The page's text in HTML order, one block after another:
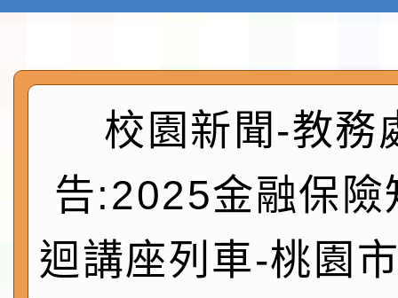
檢送桃園市115學年度
及師生本土語及新住民
實施要點各1份
115年食農教育專業人
函轉國家通訊傳播委
鎮韌性（防空）演習－
速演練執行計畫」
「115年金融知識線上
法」
第3次招考代課鐘點教
檢送「桃園市115學年
校園新聞-教務
告:2025金融保險
迴講座列車-桃園